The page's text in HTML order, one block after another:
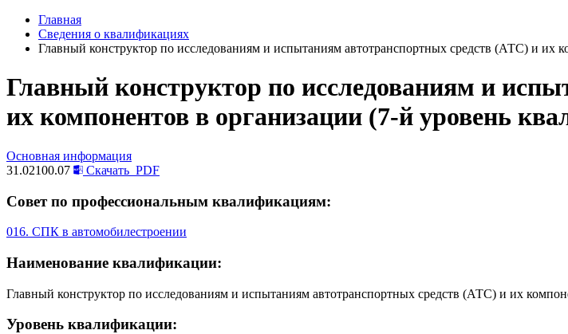
Главная
Сведения о квалификациях
Главный конструктор по исследованиям и испытаниям автотранспортных средств (АТС) и их
Главный конструктор по исследованиям и
их компонентов в организации (7-й уровень
Основная информация
31.02100.07
Скачать PDF
Совет по профессиональным квалификациям:
016. СПК в автомобилестроении
Наименование квалификации:
Главный конструктор по исследованиям и испытаниям автотранспортных средств (АТС) и их
Уровень квалификации: